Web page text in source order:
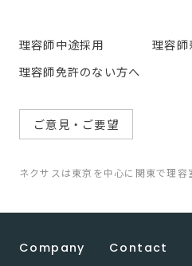
理容師中途採用
理容師
理容師免許のない方へ
ご意見・ご要望
ネクサスは東京を中心に関東で理容
Company Contact